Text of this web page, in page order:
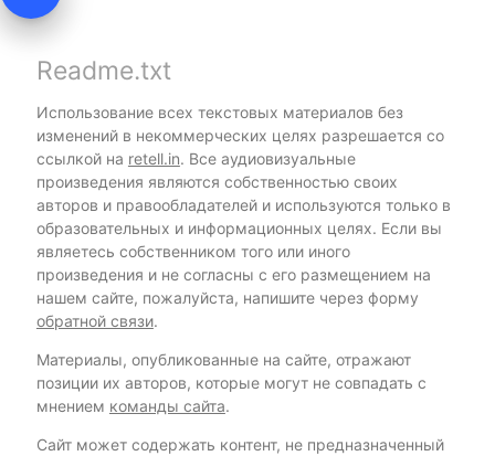
Readme.txt
Использование всех текстовых материалов без
изменений в некоммерческих целях разрешается со
ссылкой на retell.in. Все аудиовизуальные
произведения являются собственностью своих
авторов и правообладателей и используются только в
образовательных и информационных целях. Если вы
являетесь собственником того или иного
произведения и не согласны с его размещением на
нашем сайте, пожалуйста, напишите через форму
обратной связи.
Материалы, опубликованные на сайте, отражают
позиции их авторов, которые могут не совпадать с
мнением команды сайта.
Сайт может содержать контент, не предназначенный